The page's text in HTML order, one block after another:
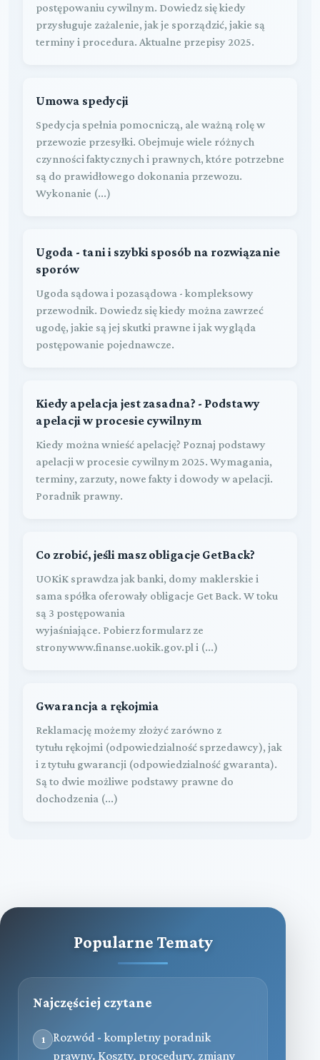
postępowaniu cywilnym. Dowiedz się kiedy
przysługuje zażalenie, jak je sporządzić, jakie są
terminy i procedura. Aktualne przepisy 2025.
Umowa spedycji
Spedycja spełnia pomocniczą, ale ważną rolę w
przewozie przesyłki. Obejmuje wiele różnych
czynności faktycznych i prawnych, które potrzebne
są do prawidłowego dokonania przewozu.
Wykonanie (...)
Ugoda - tani i szybki sposób na rozwiązanie
sporów
Ugoda sądowa i pozasądowa - kompleksowy
przewodnik. Dowiedz się kiedy można zawrzeć
ugodę, jakie są jej skutki prawne i jak wygląda
postępowanie pojednawcze.
Kiedy apelacja jest zasadna? - Podstawy
apelacji w procesie cywilnym
Kiedy można wnieść apelację? Poznaj podstawy
apelacji w procesie cywilnym 2025. Wymagania,
terminy, zarzuty, nowe fakty i dowody w apelacji.
Poradnik prawny.
Co zrobić, jeśli masz obligacje GetBack?
UOKiK sprawdza jak banki, domy maklerskie i
sama spółka oferowały obligacje Get Back. W toku
są 3 postępowania
wyjaśniające. Pobierz formularz ze
stronywww.finanse.uokik.gov.pl i (...)
Gwarancja a rękojmia
Reklamację możemy złożyć zarówno z
tytułu rękojmi (odpowiedzialność sprzedawcy), jak
i z tytułu gwarancji (odpowiedzialność gwaranta).
Są to dwie możliwe podstawy prawne do
dochodzenia (...)
Popularne Tematy
Najczęściej czytane
1
Rozwód - kompletny poradnik
prawny. Koszty, procedury, zmiany